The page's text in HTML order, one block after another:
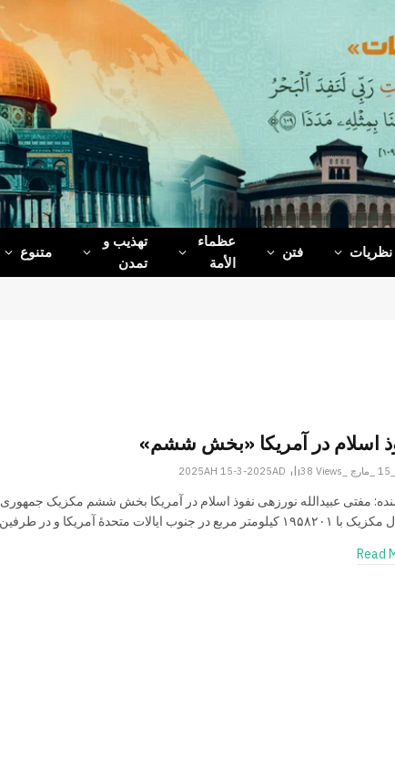
نظریات فتن
عظماء‌
الأمة
تهذیب و
تمدن
متنوع
اسلام در آمریکا «بخش ششم»
38Views
مفتی عبیدالله نورزهی نفوذ اسلام در آمریکا بخش ششم مکزیک جمهوری
مربع در جنوب ایالات متحدۀ آمریکا و در طرفین…
Read